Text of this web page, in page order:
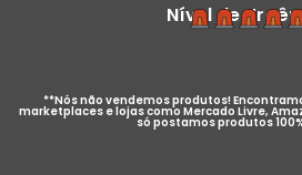
Nível de
**Nós não vendemos produtos!
marketplaces e lojas como Mercado Livre,
só postamos produtos